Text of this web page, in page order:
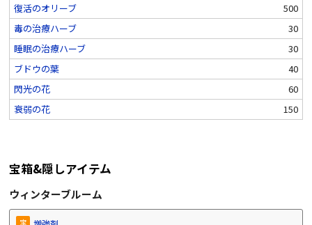
復活のオリーブ
500
毒の治療ハーブ
30
睡眠の治療ハーブ
30
ブドウの葉
40
閃光の花
60
衰弱の花
150
宝箱&隠しアイテム
ウィンターブルーム
宝